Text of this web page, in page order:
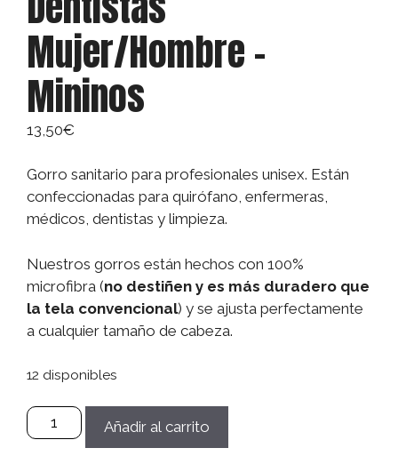
Mujer/Hombre –
Mininos
13,50€
Gorro sanitario para profesionales unisex. Están
confeccionadas para quirófano, enfermeras,
médicos, dentistas y limpieza.
Nuestros gorros están hechos con 100%
microfibra (no destiñen y es más duradero que
la tela convencional) y se ajusta perfectamente
a cualquier tamaño de cabeza.
12 disponibles
Gorro
Microfibra
Añadir al carrito